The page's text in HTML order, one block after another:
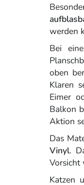
werden
Bei
oben
Klaren
Eimer
Balkon
Aktion
Das
Vinyl.
Vorsicht
Katzen